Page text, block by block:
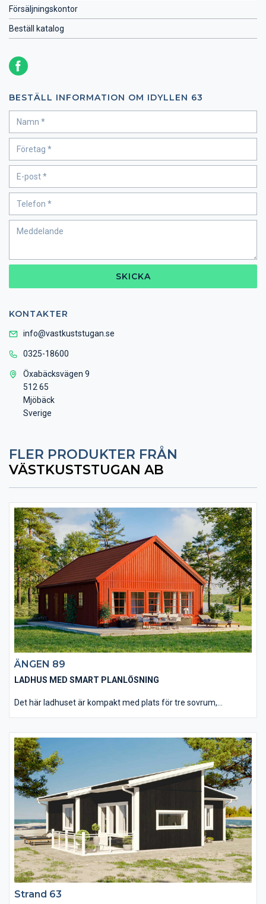
Försäljningskontor
Beställ katalog
BESTÄLL INFORMATION OM IDYLLEN 63
SKICKA
KONTAKTER
info@vastkuststugan.se
0325-18600
Öxabäcksvägen 9
512 65
Mjöbäck
Sverige
FLER PRODUKTER FRÅN
VÄSTKUSTSTUGAN AB
ÄNGEN 89
LADHUS MED SMART PLANLÖSNING
Det här ladhuset är kompakt med plats för tre sovrum,
permanentboende får man verkligen compact living med stil.
Två mindre sovrum och ett stort sovrum når man från den lilla
hemtrevliga hallen och entrén. Även badrummet har ingång via
hallen. Hallen mynnar ut i det stora kombinerade köket och
vardagsrummet med ryggåstak och fönster utmed hela
kortsidan. Här är också utgången till uteplatsen placerad vilket
ytterligare förstärker känslan av yta och rymd när man kan ha
dörren helt öppen.
Strand 63